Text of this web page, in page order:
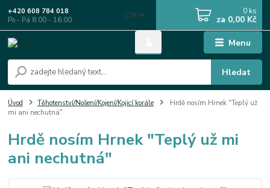
Menu
CZK
Hledat
+420 608 784 018
Po - Pá 8.00 - 16.00
0 ks
za 0,00 Kč
Úvod Těhotenství/Nošení/Kojení/Kojicí korále
Hrdě nosím Hrnek "Teplý už
mi ani nechutná"
Hrdě nosím Hrnek "Teplý už mi
ani nechutná"